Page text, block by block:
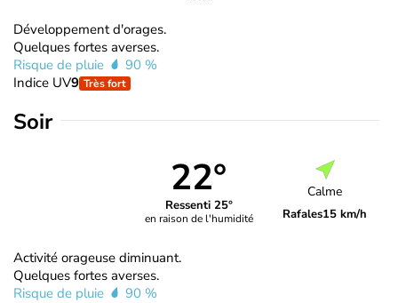
Développement d'orages.
Quelques fortes averses.
Risque de pluie
90 %
Indice UV9 Très fort
Soir
22°
Ressenti 25°
en raison de l'humidité
Calme
Rafales15 km/h
Activité orageuse diminuant.
Quelques fortes averses.
Risque de pluie
90 %